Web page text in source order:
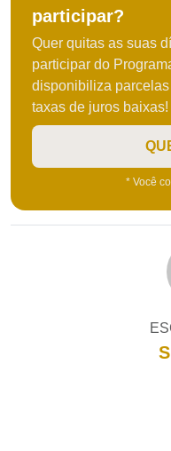
participar?
Quer quitas as suas
participar do
disponibiliza
taxas de juros baixas!
* Você